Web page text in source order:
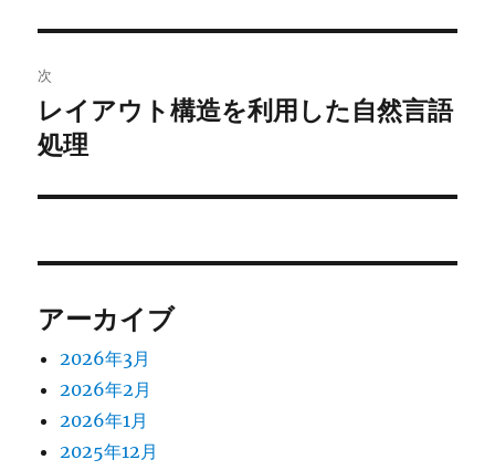
ビ
ゲ
ー
シ
ン
稿:
次
次
の
稿:
レイアウト構造を利用した自然言語
処理
アーカイブ
2026年3月
2026年2月
2026年1月
2025年12月